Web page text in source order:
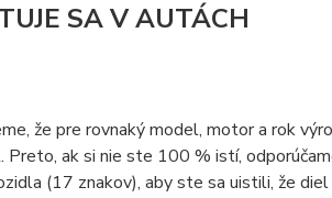
SA V AUTÁCH
že pre rovnaký model, motor a rok
Preto, ak si nie ste 100 % istí,
(17 znakov), aby ste sa uistili, že